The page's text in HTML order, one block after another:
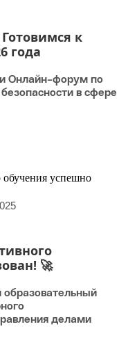
к
года
Онлайн-форум по
в сфере
🚀
делами